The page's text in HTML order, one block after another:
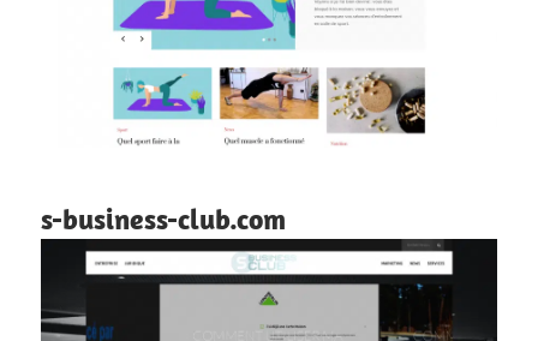
s-business-club.com